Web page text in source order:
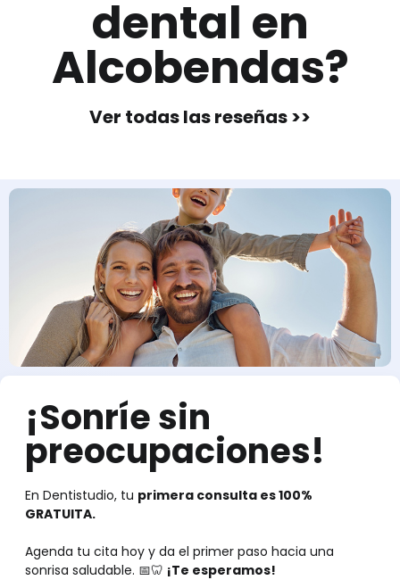
dental en
Alcobendas?
Ver todas las reseñas >>
¡Sonríe sin
preocupaciones!
En Dentistudio, tu primera consulta es 100%
GRATUITA.
Agenda tu cita hoy y da el primer paso hacia una
sonrisa saludable. 📅🦷 ¡Te esperamos!